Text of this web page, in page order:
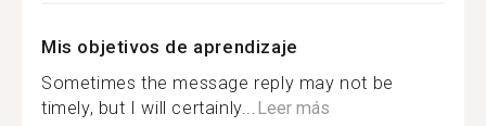
Mis objetivos de aprendizaje
Sometimes the message reply may not be
timely, but I will certainly... Leer más